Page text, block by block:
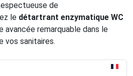
de
le détartrant enzymatique WC
avancée remarquable dans le
vos sanitaires.